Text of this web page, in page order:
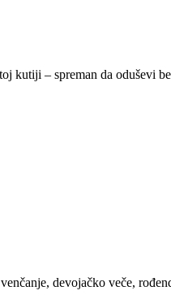
kutiji – spreman da oduševi
devojačko veče,